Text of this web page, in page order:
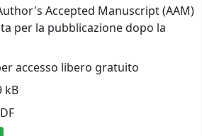
Accepted Manuscript (AAM)
per la pubblicazione dopo la
accesso libero gratuito
kB